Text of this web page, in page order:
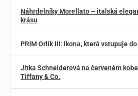
Náhrdelníky Morellato – italská
krásu
PRIM Orlík III: Ikona, která vstupuje
Jitka Schneiderová na červeném
Tiffany & Co.